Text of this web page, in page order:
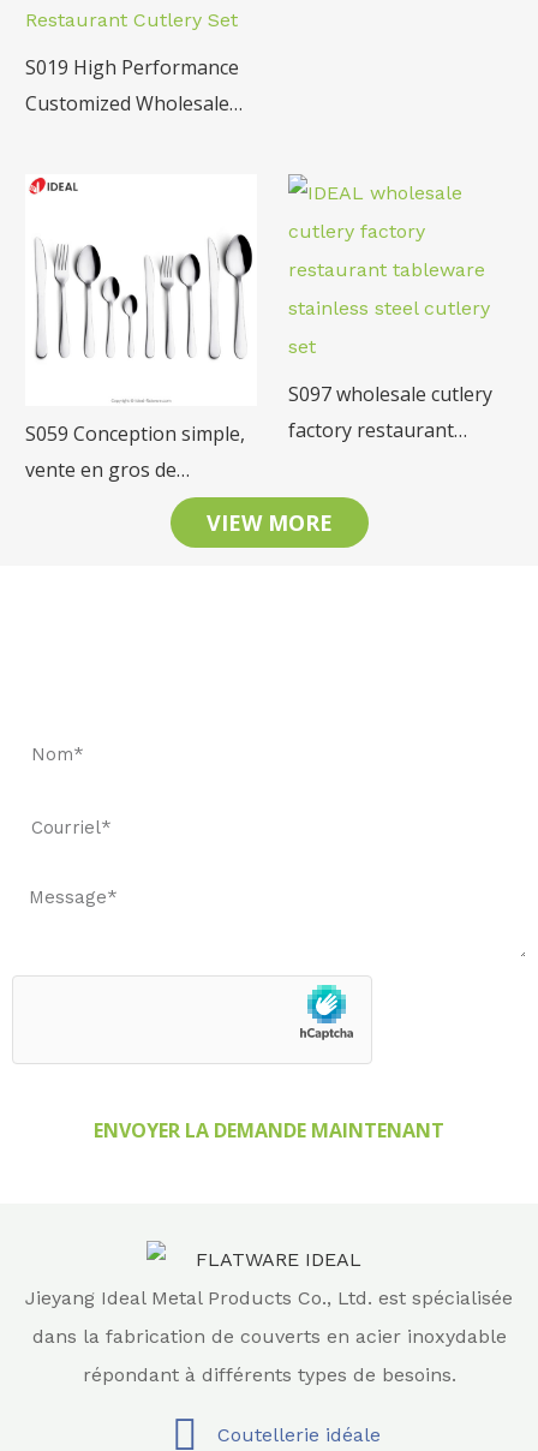
S019 High Performance
Customized Wholesale
Knife Fork Spoon
(en anglais)
S059 Conception simple,
vente en gros de
couverts de table en acier
S097 wholesale cutlery
factory restaurant
cutlery set
VIEW MORE
ENVOYER LA DEMANDE MAINTENANT
Jieyang Ideal Metal Products Co., Ltd. est spécialisée
dans la fabrication de couverts en acier inoxydable
répondant à différents types de besoins.
Coutellerie idéale